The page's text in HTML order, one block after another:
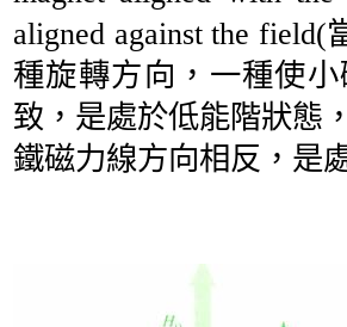
aligned against the field(
種旋轉方向，一種使
致，是處於低能階狀態
鐵磁力線方向相反，是